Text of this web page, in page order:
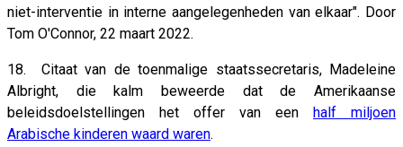
niet-interventie in interne aangelegenheden van elkaar". Door
Tom O'Connor, 22 maart 2022.
18. Citaat van de toenmalige staatssecretaris, Madeleine
Albright, die kalm beweerde dat de Amerikaanse
beleidsdoelstellingen het offer van een half miljoen
Arabische kinderen waard waren.